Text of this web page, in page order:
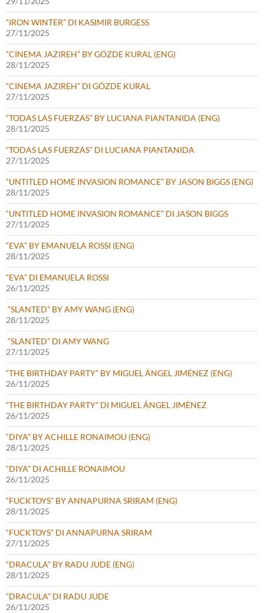
“IRON WINTER” DI KASIMIR BURGESS
27/11/2025
“CINEMA JAZIREH” BY GÖZDE KURAL (ENG)
28/11/2025
“CINEMA JAZIREH” DI GÖZDE KURAL
27/11/2025
“TODAS LAS FUERZAS” BY LUCIANA PIANTANIDA (ENG)
28/11/2025
“TODAS LAS FUERZAS” DI LUCIANA PIANTANIDA
27/11/2025
“UNTITLED HOME INVASION ROMANCE” BY JASON BIGGS (ENG)
28/11/2025
“UNTITLED HOME INVASION ROMANCE” DI JASON BIGGS
27/11/2025
“EVA” BY EMANUELA ROSSI (ENG)
28/11/2025
“EVA” DI EMANUELA ROSSI
26/11/2025
“SLANTED” BY AMY WANG (ENG)
28/11/2025
“SLANTED” DI AMY WANG
27/11/2025
“THE BIRTHDAY PARTY” BY MIGUEL ÁNGEL JIMÉNEZ (ENG)
26/11/2025
“THE BIRTHDAY PARTY” DI MIGUEL ÁNGEL JIMÉNEZ
26/11/2025
“DIYA” BY ACHILLE RONAIMOU (ENG)
28/11/2025
“DIYA” DI ACHILLE RONAIMOU
26/11/2025
“FUCKTOYS” BY ANNAPURNA SRIRAM (ENG)
28/11/2025
“FUCKTOYS” DI ANNAPURNA SRIRAM
27/11/2025
“DRACULA” BY RADU JUDE (ENG)
28/11/2025
“DRACULA” DI RADU JUDE
26/11/2025